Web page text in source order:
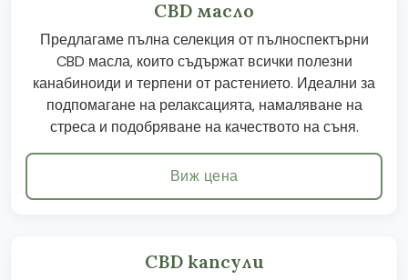
CBD масло
Предлагаме пълна селекция от пълноспектърни
CBD масла, които съдържат всички полезни
канабиноиди и терпени от растението. Идеални за
подпомагане на релаксацията, намаляване на
стреса и подобряване на качеството на съня.
Виж цена
CBD капсули